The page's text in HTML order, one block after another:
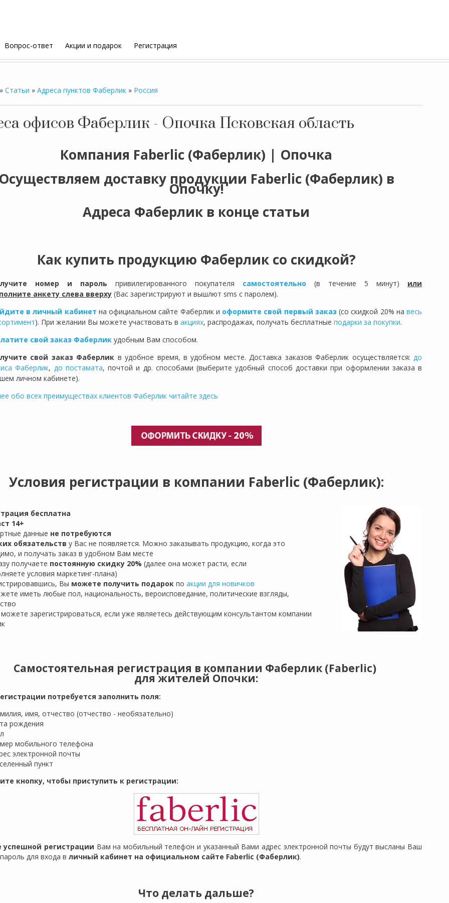
Вопрос-ответ Акции и подарок Регистрация
Статьи » Адреса пунктов Фаберлик » Россия
офисов Фаберлик - Опочка Псковская область
Компания Faberlic (Фаберлик) | Опочка
доставку продукции Faberlic (Фаберлик) в
Опочку!
Адреса Фаберлик в конце статьи
Как купить продукцию Фаберлик со скидкой?
номер и пароль привилегированного покупателя самостоятельно (в течение 5 минут) или
анкету слева вверху (Вас зарегистрируют и вышлют sms с паролем).
в личный кабинет на официальном сайте Фаберлик и оформите свой первый заказ (со скидкой 20% навесь
). При желании Вы можете участвовать в акциях, распродажах, получать бесплатные подарки за покупки.
свой заказ Фаберлик удобным Вам способом.
свой заказ Фаберлик в удобное время, в удобном месте. Доставка заказов Фаберлик осуществляется:до
Фаберлик, до постамата, почтой и др. способами (выберите удобный способ доставки при оформлении заказа в
личном кабинете).
обо всех преимуществах клиентов Фаберлик читайте здесь
Условия регистрации в компании Faberlic (Фаберлик):
бесплатна
14+
данные не потребуются
обязательств у Вас не появляется. Можно заказывать продукцию, когда это
и получать заказ в удобном Вам месте
получаете постоянную скидку 20% (далее она может расти, если
условия маркетинг-плана)
Вы можете получить подарок по акции для новичков
иметь любые пол, национальность, вероисповедание, политические взгляды,
зарегистрироваться, если уже являетесь действующим консультантом компании
Самостоятельная регистрация в компании Фаберлик (Faberlic)
для жителей Опочки:
потребуется заполнить поля:
имя, отчество (отчество - необязательно)
рождения
мобильного телефона
электронной почты
пункт
кнопку, чтобы приступить к регистрации:
успешной регистрации Вам на мобильный телефон и указанный Вами адрес электронной почты будут высланы Ваш
для входа в личный кабинет на официальном сайте Faberlic (Фаберлик).
Что делать дальше?